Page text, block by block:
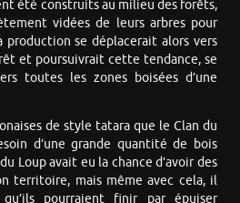
été construits au milieu des forêts,
vidées de leurs arbres pour
production se déplacerait alors vers
et poursuivrait cette tendance, se
toutes les zones boisées d’une
de style tatara que le Clan du
d’une grande quantité de bois
Loup avait eu la chance d’avoir des
territoire, mais même avec cela, il
pourraient finir par épuiser